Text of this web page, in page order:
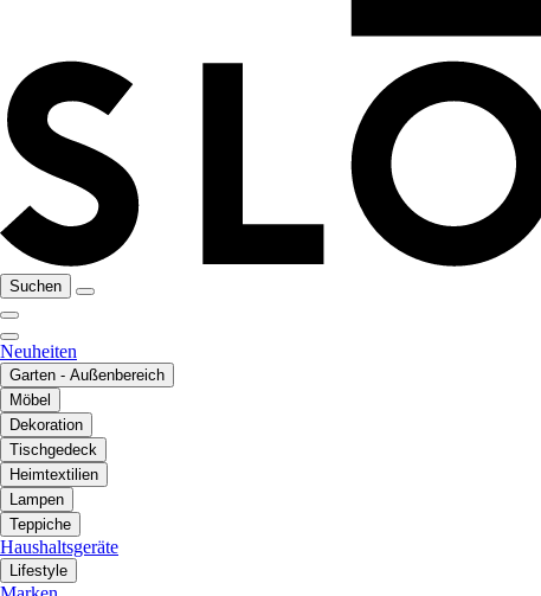
Suchen
Neuheiten
Garten - Außenbereich
Möbel
Dekoration
Tischgedeck
Heimtextilien
Lampen
Teppiche
Haushaltsgeräte
Lifestyle